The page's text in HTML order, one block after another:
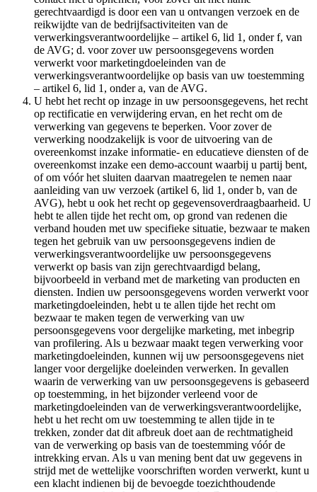
gerechtvaardigd is door een van u ontvangen verzoek en de
reikwijdte van de bedrijfsactiviteiten van de
verwerkingsverantwoordelijke – artikel 6, lid 1, onder f, van
de AVG; d. voor zover uw persoonsgegevens worden
verwerkt voor marketingdoeleinden van de
verwerkingsverantwoordelijke op basis van uw toestemming
– artikel 6, lid 1, onder a, van de AVG.
U hebt het recht op inzage in uw persoonsgegevens, het recht
op rectificatie en verwijdering ervan, en het recht om de
verwerking van gegevens te beperken. Voor zover de
verwerking noodzakelijk is voor de uitvoering van de
overeenkomst inzake informatie- en educatieve diensten of de
overeenkomst inzake een demo-account waarbij u partij bent,
of om vóór het sluiten daarvan maatregelen te nemen naar
aanleiding van uw verzoek (artikel 6, lid 1, onder b, van de
AVG), hebt u ook het recht op gegevensoverdraagbaarheid. U
hebt te allen tijde het recht om, op grond van redenen die
verband houden met uw specifieke situatie, bezwaar te maken
tegen het gebruik van uw persoonsgegevens indien de
verwerkingsverantwoordelijke uw persoonsgegevens
verwerkt op basis van zijn gerechtvaardigd belang,
bijvoorbeeld in verband met de marketing van producten en
diensten. Indien uw persoonsgegevens worden verwerkt voor
marketingdoeleinden, hebt u te allen tijde het recht om
bezwaar te maken tegen de verwerking van uw
persoonsgegevens voor dergelijke marketing, met inbegrip
van profilering. Als u bezwaar maakt tegen verwerking voor
marketingdoeleinden, kunnen wij uw persoonsgegevens niet
langer voor dergelijke doeleinden verwerken. In gevallen
waarin de verwerking van uw persoonsgegevens is gebaseerd
op toestemming, in het bijzonder verleend voor de
marketingdoeleinden van de verwerkingsverantwoordelijke,
hebt u het recht om uw toestemming te allen tijde in te
trekken, zonder dat dit afbreuk doet aan de rechtmatigheid
van de verwerking op basis van de toestemming vóór de
intrekking ervan. Als u van mening bent dat uw gegevens in
strijd met de wettelijke voorschriften worden verwerkt, kunt u
een klacht indienen bij de bevoegde toezichthoudende